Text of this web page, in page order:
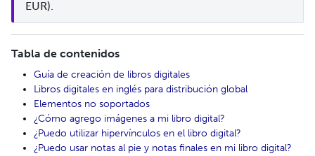
EUR).
Tabla de contenidos
Guía de creación de libros digitales
Libros digitales en inglés para distribución global
Elementos no soportados
¿Cómo agrego imágenes a mi libro digital?
¿Puedo utilizar hipervínculos en el libro digital?
¿Puedo usar notas al pie y notas finales en mi libro digital?